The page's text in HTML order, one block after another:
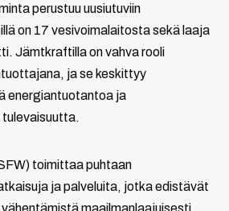
perustuu uusiutuviin
on 17 vesivoimalaitosta sekä laaja
Jämtkraftilla on vahva rooli
ja se keskittyy
energiantuotantoa ja
toimittaa puhtaan
ja palveluita, jotka edistävät
maailmanlaajuisesti.